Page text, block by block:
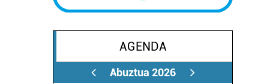
AGENDA
Abuztua 2026